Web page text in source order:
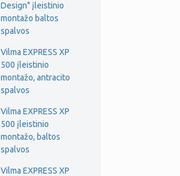
Design" įleistinio
montažo baltos
spalvos
Vilma EXPRESS XP
500 įleistinio
montažo, antracito
spalvos
Vilma EXPRESS XP
500 įleistinio
montažo, baltos
spalvos
Vilma EXPRESS XP